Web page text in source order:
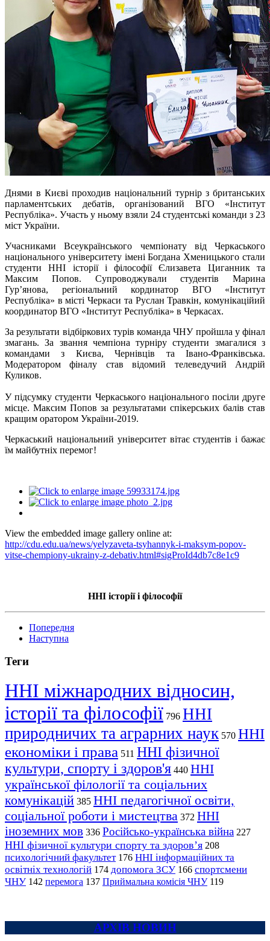
Днями в Києві проходив національний турнір з британських
парламентських дебатів, організований ВГО «Інститут
Республіка». Участь у ньому взяли 24 студентські команди з 23
міст України.
Учасниками Всеукраїнського чемпіонату від Черкаського
національного університету імені Богдана Хменицького стали
студенти ННІ історії і філософії Єлизавета Циганник та
Максим Попов. Супроводжували студентів Марина
Гур’янова, регіональний кординатор ВГО «Інститут
Республіка» в місті Черкаси та Руслан Травкін, комунікаційий
координатор ВГО «Інститут Республіка» в Черкасах.
За результати відбіркових турів команда ЧНУ пройшла у фінал
змагань. За звання чемпіона турніру студенти змагалися з
командами з Києва, Чернівців та Івано-Франківська.
Модератором фіналу став відомий телеведучий Андрій
Куликов.
У підсумку студенти Черкаського національного посіли друге
місце. Максим Попов за результатами спікерських балів став
кращим оратором України-2019.
Черкаський національний університет вітає студентів і бажає
їм майбутніх перемог!
View the embedded image gallery online at:
http://cdu.edu.ua/news/yelyzaveta-tsyhannyk-i-maksym-popov-
vitse-chempiony-ukrainy-z-debativ.html#sigProId4db7c8e1c9
ННІ історії і філософії
Попередня
Наступна
Теги
ННІ міжнародних відносин,
історії та філософії 796 ННІ
природничих та аграрних наук 570 ННІ
економіки і права 511 ННІ фізичної
культури, спорту і здоров'я 440 ННІ
української філології та соціальних
комунікацій 385 ННІ педагогічної освіти,
соціальної роботи і мистецтва 372 ННІ
іноземних мов 336 Російсько-українська війна 227
ННІ фізичної культури спорту та здоров’я 208
психологічний факультет 176 ННІ інформаційних та
освітніх технологій 174 допомога ЗСУ 166 спортсмени
ЧНУ 142 перемога 137 Приймальна комісія ЧНУ 119
АРХІВ НОВИН